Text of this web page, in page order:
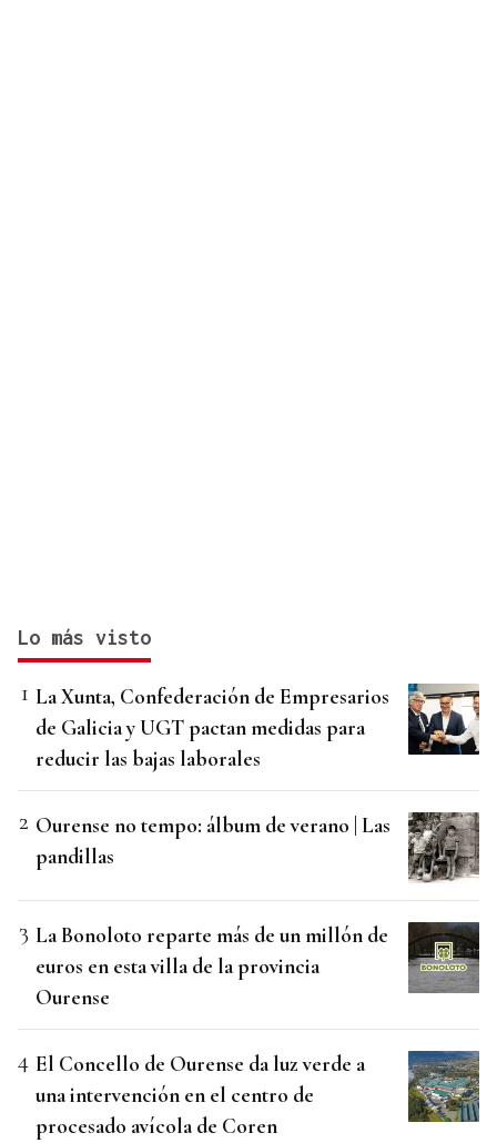
Lo más visto
La Xunta, Confederación de Empresarios
de Galicia y UGT pactan medidas para
reducir las bajas laborales
Ourense no tempo: álbum de verano | Las
pandillas
La Bonoloto reparte más de un millón de
euros en esta villa de la provincia
Ourense
El Concello de Ourense da luz verde a
una intervención en el centro de
procesado avícola de Coren